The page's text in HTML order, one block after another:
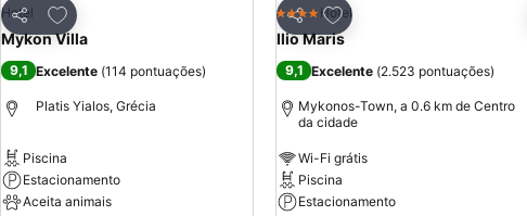
Partilhar
Adicionar aos favoritos
Hotel
Mykon Villa
9,1 Excelente (114 pontuações)
Platis Yialos, Grécia
Piscina
Estacionamento
Aceita animais
Partilhar
Adicionar aos favoritos
4 EstrelasHotel
Ilio Maris
9,1 Excelente (2.523 pontuações)
Mykonos-Town, a 0.6 km de Centro
da cidade
Wi-Fi grátis
Piscina
Estacionamento